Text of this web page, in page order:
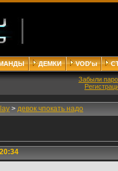
ДЕМКИ VOD'ы
Забыли
> девок чпокать надо